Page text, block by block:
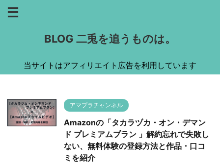
BLOG 二兎を追うものは。
当サイトはアフィリエイト広告を利用しています
アマプラチャンネル
Amazonの「タカラヅカ・オン・デマン
ド プレミアムプラン 」解約忘れで失敗し
ない、無料体験の登録方法と作品・口コ
ミを紹介